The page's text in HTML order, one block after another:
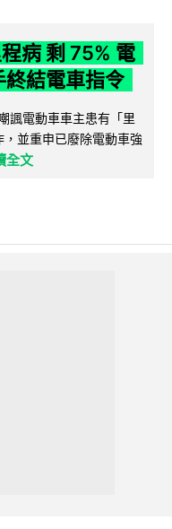
病 剩 75% 電
終結電車指令
諷電動車車主患有「里
並重申已廢除電動車強
全文